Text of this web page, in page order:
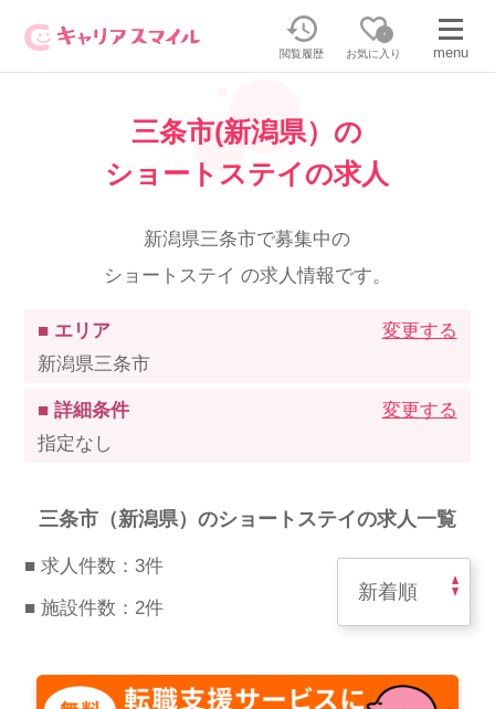
閲覧履歴
0
お気に入り menu
無料相談・お問い合わせはこちら
無料転職相談・お問い合わせの内容を
正社員／パートで働く
派遣で働く
介護の資格取得について
その他のお問い合わせ
採用担当者様はこちら
派遣求人を探す
三条市(新潟県）の
ショートステイの求人
新潟県三条市で募集中の
ショートステイ の求人情報です。
■ エリア
新潟県三条市
変更する
■ 詳細条件
指定なし
変更する
三条市（新潟県）のショートステイの求人一覧
■ 求人件数：3件
■ 施設件数：2件